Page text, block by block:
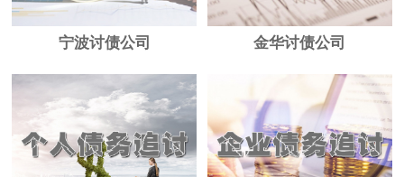
宁波讨债公司 金华讨债公司